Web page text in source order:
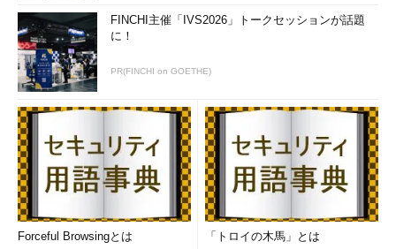
FINCHI主催「IVS2026」トークセッションが話題
に！
PR(FINCHI on GOETHE)
Forceful Browsingとは 「トロイの木馬」とは